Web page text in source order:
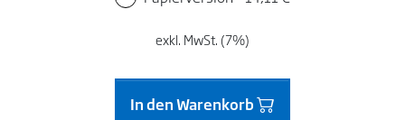
exkl. MwSt. (7%)
In den Warenkorb